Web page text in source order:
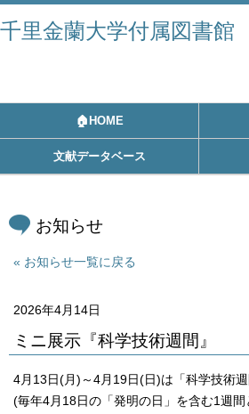
千里金蘭大学付属図書館
🏠HOME
文献データベース
お知らせ
お知らせ一覧に戻る
2026年4月14日
ミニ展示『科学技術週間』
4月13日(月)～4月19日(日)は「科学技術週
(毎年4月18日の「発明の日」を含む1週